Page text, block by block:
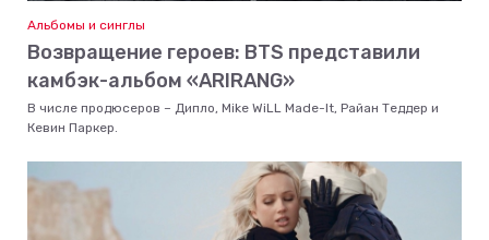
Альбомы и синглы
Возвращение героев: BTS представили
камбэк-альбом «ARIRANG»
В числе продюсеров – Дипло, Mike WiLL Made-It, Райан Теддер и
Кевин Паркер.